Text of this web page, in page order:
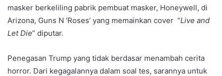
masker berkeliling pabrik pembuat masker, Honeywell, di
Arizona, Guns N ‘Roses’ yang memainkan cover “Live and
Let Die” diputar.
Penegasan Trump yang tidak berdasar menambah cerita
horror. Dari kegagalannya dalam soal tes, sarannya untuk